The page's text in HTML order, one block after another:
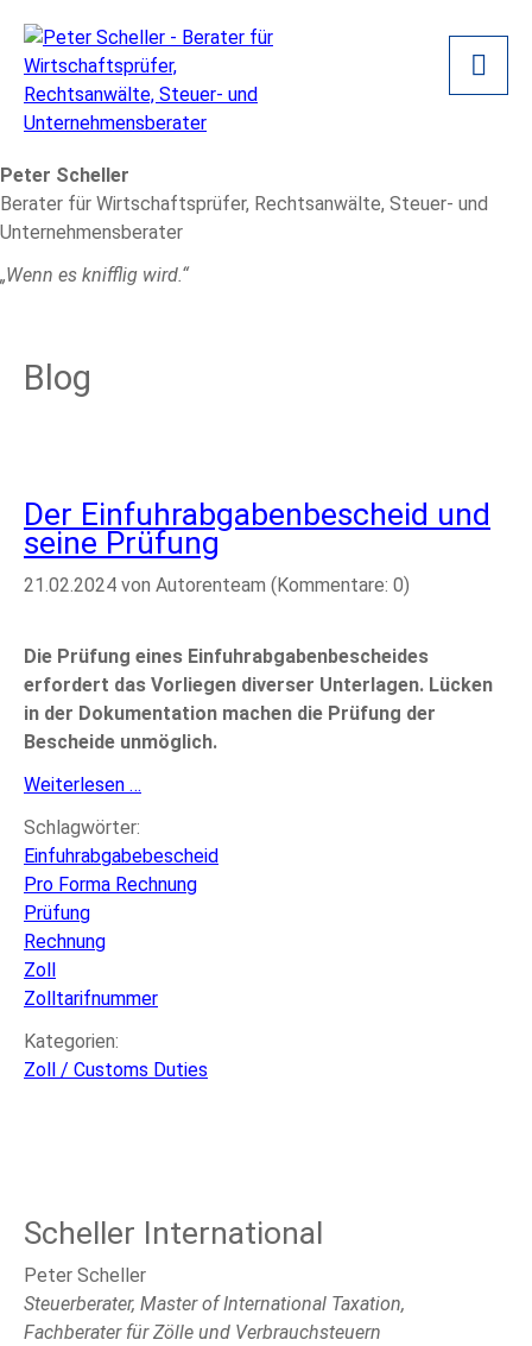
Peter Scheller
Berater für Wirtschaftsprüfer, Rechtsanwälte, Steuer- und
Unternehmensberater
„Wenn es knifflig wird.“
Blog
Der Einfuhrabgabenbescheid und
seine Prüfung
21.02.2024 von Autorenteam (Kommentare: 0)
Die Prüfung eines Einfuhrabgabenbescheides
erfordert das Vorliegen diverser Unterlagen. Lücken
in der Dokumentation machen die Prüfung der
Bescheide unmöglich.
Weiterlesen …
seine
Prüfung
Schlagwörter:
Einfuhrabgabebescheid
Pro Forma Rechnung
Prüfung
Rechnung
Zoll
Zolltarifnummer
Kategorien:
Zoll / Customs Duties
Scheller International
Peter Scheller
Steuerberater, Master of International Taxation,
Fachberater für Zölle und Verbrauchsteuern